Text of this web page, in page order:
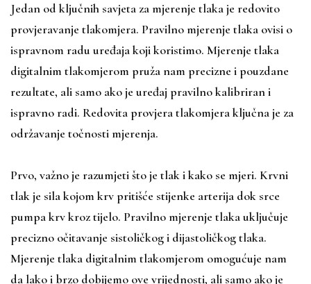
Jedan od ključnih savjeta za mjerenje tlaka je redovito
provjeravanje tlakomjera. Pravilno mjerenje tlaka ovisi o
ispravnom radu uređaja koji koristimo. Mjerenje tlaka
digitalnim tlakomjerom pruža nam precizne i pouzdane
rezultate, ali samo ako je uređaj pravilno kalibriran i
ispravno radi. Redovita provjera tlakomjera ključna je za
održavanje točnosti mjerenja.
Prvo, važno je razumjeti što je tlak i kako se mjeri. Krvni
tlak je sila kojom krv pritišće stijenke arterija dok srce
pumpa krv kroz tijelo. Pravilno mjerenje tlaka uključuje
precizno očitavanje sistoličkog i dijastoličkog tlaka.
Mjerenje tlaka digitalnim tlakomjerom omogućuje nam
da lako i brzo dobijemo ove vrijednosti, ali samo ako je